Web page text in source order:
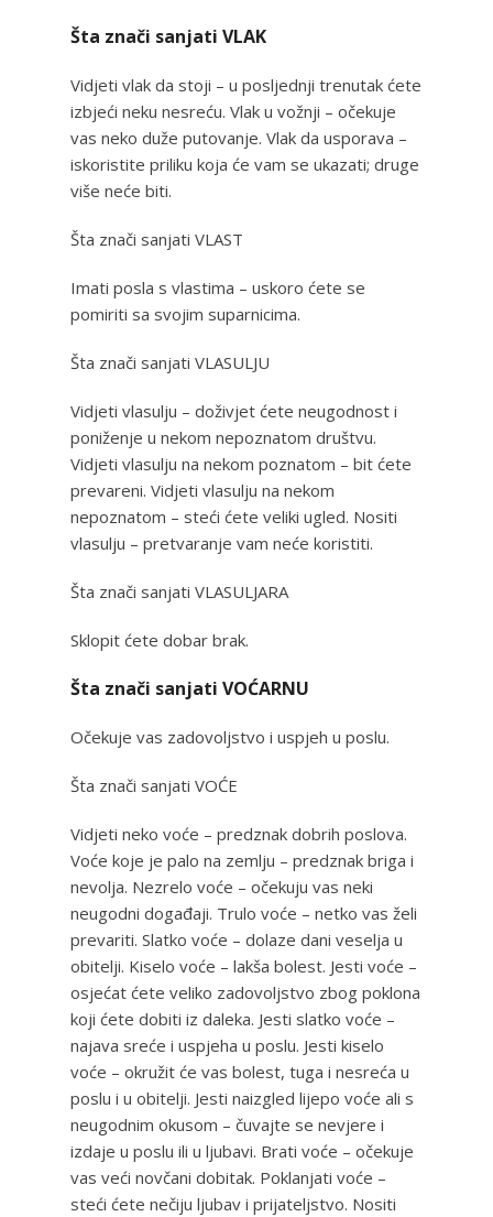
Šta znači sanjati VLAK
Vidjeti vlak da stoji – u posljednji trenutak ćete
izbjeći neku nesreću. Vlak u vožnji – očekuje
vas neko duže putovanje. Vlak da usporava –
iskoristite priliku koja će vam se ukazati; druge
više neće biti.
Šta znači sanjati VLAST
Imati posla s vlastima – uskoro ćete se
pomiriti sa svojim suparnicima.
Šta znači sanjati VLASULJU
Vidjeti vlasulju – doživjet ćete neugodnost i
poniženje u nekom nepoznatom društvu.
Vidjeti vlasulju na nekom poznatom – bit ćete
prevareni. Vidjeti vlasulju na nekom
nepoznatom – steći ćete veliki ugled. Nositi
vlasulju – pretvaranje vam neće koristiti.
Šta znači sanjati VLASULJARA
Sklopit ćete dobar brak.
Šta znači sanjati VOĆARNU
Očekuje vas zadovoljstvo i uspjeh u poslu.
Šta znači sanjati VOĆE
Vidjeti neko voće – predznak dobrih poslova.
Voće koje je palo na zemlju – predznak briga i
nevolja. Nezrelo voće – očekuju vas neki
neugodni događaji. Trulo voće – netko vas želi
prevariti. Slatko voće – dolaze dani veselja u
obitelji. Kiselo voće – lakša bolest. Jesti voće –
osjećat ćete veliko zadovoljstvo zbog poklona
koji ćete dobiti iz daleka. Jesti slatko voće –
najava sreće i uspjeha u poslu. Jesti kiselo
voće – okružit će vas bolest, tuga i nesreća u
poslu i u obitelji. Jesti naizgled lijepo voće ali s
neugodnim okusom – čuvajte se nevjere i
izdaje u poslu ili u ljubavi. Brati voće – očekuje
vas veći novčani dobitak. Poklanjati voće –
steći ćete nečiju ljubav i prijateljstvo. Nositi